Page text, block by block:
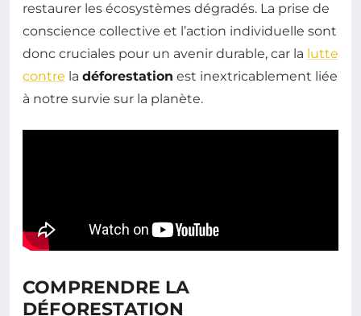
restaurer les écosystèmes dégradés. La prise de
conscience collective et l’action individuelle sont
donc cruciales pour un avenir durable, car la lutte
contre la déforestation est inextricablement liée
à notre survie sur la planète.
COMPRENDRE LA
DÉFORESTATION